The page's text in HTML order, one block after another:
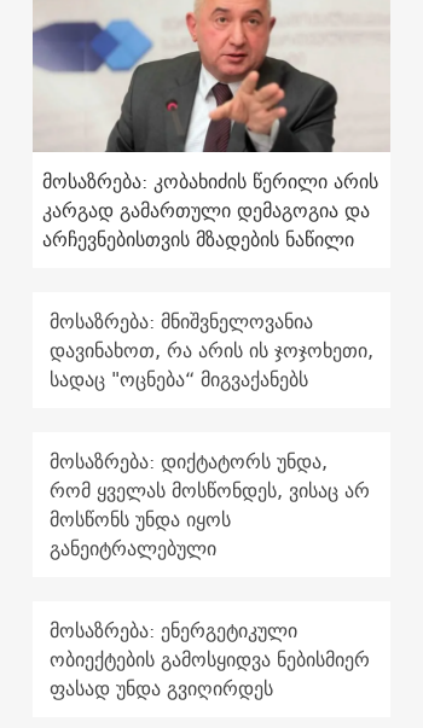
მოსაზრება: კობახიძის წერილი არის
კარგად გამართული დემაგოგია და
არჩევნებისთვის მზადების ნაწილი
მოსაზრება: მნიშვნელოვანია
დავინახოთ, რა არის ის ჯოჯოხეთი,
სადაც "ოცნება“ მიგვაქანებს
მოსაზრება: დიქტატორს უნდა,
რომ ყველას მოსწონდეს, ვისაც არ
მოსწონს უნდა იყოს
განეიტრალებული
მოსაზრება: ენერგეტიკული
ობიექტების გამოსყიდვა ნებისმიერ
ფასად უნდა გვიღირდეს